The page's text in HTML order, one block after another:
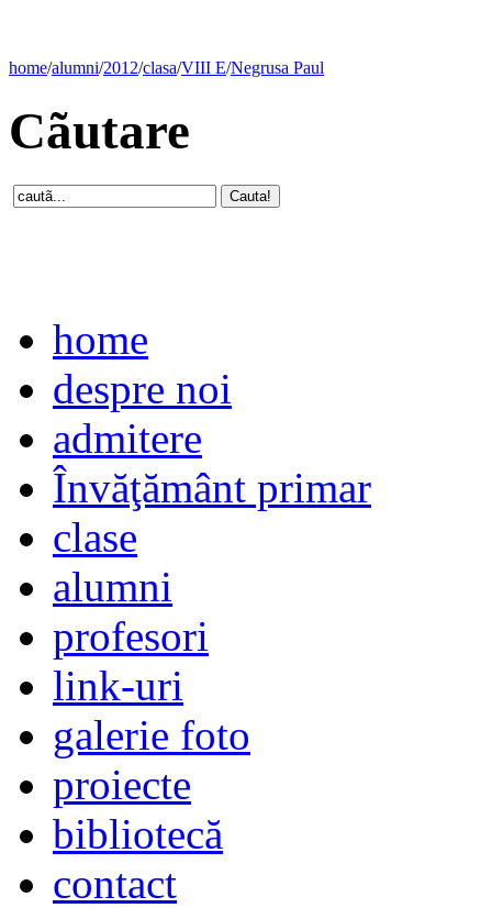
home/alumni/2012/clasa/VIII E/Negrusa Paul
Cãutare
home
despre noi
admitere
Învăţământ primar
clase
alumni
profesori
link-uri
galerie foto
proiecte
bibliotecă
contact